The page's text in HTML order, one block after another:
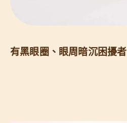
有黑眼圈、眼周暗沉困擾者